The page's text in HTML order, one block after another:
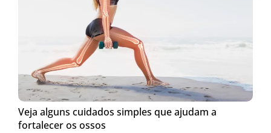
Veja alguns cuidados simples que ajudam a
fortalecer os ossos